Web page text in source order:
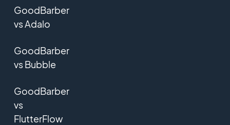
GoodBarber
vs Adalo
GoodBarber
vs Bubble
GoodBarber
vs
FlutterFlow